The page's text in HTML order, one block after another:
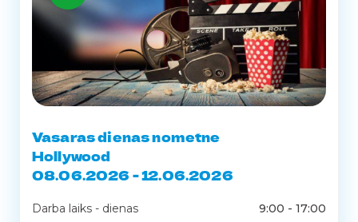
Vasaras dienas nometne
Hollywood
08.06.2026 - 12.06.2026
Darba laiks - dienas
9:00 - 17:00